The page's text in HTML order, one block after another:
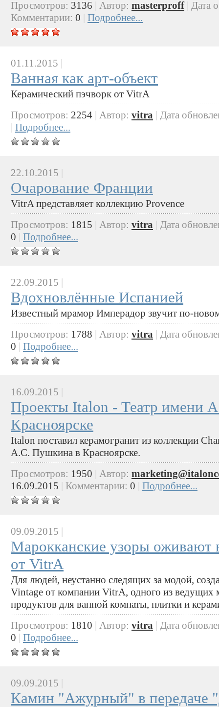
Просмотров: 3136 Автор: masterproff|
Дата
Комментарии: 0 Подробнее...
01.11.2015 |
Ванная как арт-объект
Керамический пэчворк от VitrA
Просмотров: 2254 | Автор: vitra | Дата
| Подробнее...
22.10.2015
Очарование Франции
VitrA представляет коллекцию Provence
Просмотров: 1815 Автор: vitra
Дата
0
Подробнее...
22.09.2015 |
Вдохновлённые Испанией
Известный мрамор Имперадор звучит по-
Просмотров: 1788 | Автор: vitra | Дата
0 | Подробнее...
16.09.2015
Проекты Italon - Театр имени
Красноярске
Italon поставил керамогранит из коллекции
А.С. Пушкина в Красноярске.
Просмотров: 1950 Автор:
16.09.2015
Комментарии: 0 Подробнее...
09.09.2015 |
Марокканские узоры оживают
от VitrA
Для людей, неустанно следящих за модой,
Vintage от компании VitrA, одного из ведущих
продуктов для ванной комнаты, плитки и
Просмотров: 1810 | Автор: vitra | Дата
0 | Подробнее...
09.09.2015
Камин "Ажурный" в передаче